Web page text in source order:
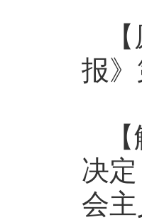
报
决
会